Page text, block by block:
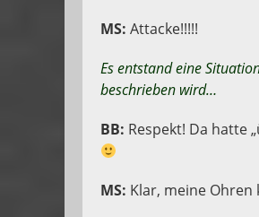
MS: Attacke!!!!!
Es entstand eine
beschrieben wird…
BB: Respekt! Da hatte
MS: Klar, meine